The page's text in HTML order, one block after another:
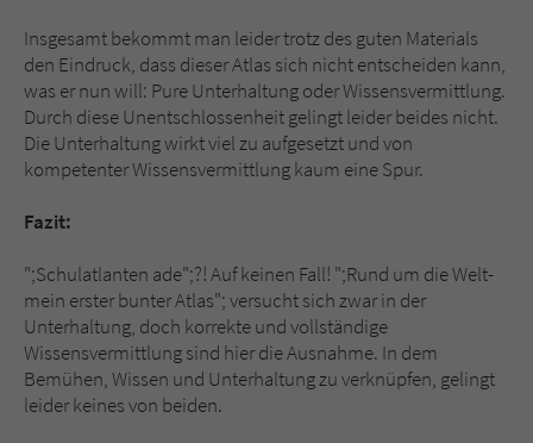
Insgesamt bekommt man leider trotz des guten Materials
den Eindruck, dass dieser Atlas sich nicht entscheiden kann,
was er nun will: Pure Unterhaltung oder Wissensvermittlung.
Durch diese Unentschlossenheit gelingt leider beides nicht.
Die Unterhaltung wirkt viel zu aufgesetzt und von
kompetenter Wissensvermittlung kaum eine Spur.
Fazit:
";Schulatlanten ade";?! Auf keinen Fall! ";Rund um die Welt-
mein erster bunter Atlas"; versucht sich zwar in der
Unterhaltung, doch korrekte und vollständige
Wissensvermittlung sind hier die Ausnahme. In dem
Bemühen, Wissen und Unterhaltung zu verknüpfen, gelingt
leider keines von beiden.